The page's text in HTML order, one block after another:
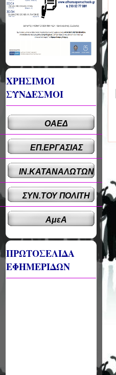
ΧΡΗΣΙΜΟΙ
ΣΥΝΔΕΣΜΟΙ
ΟΑΕΔ
ΕΠ.ΕΡΓΑΣΙΑΣ
ΙΝ.ΚΑΤΑΝΑΛΩΤΩΝ
ΣΥΝ.ΤΟΥ ΠΟΛΙΤΗ
ΑμεΑ
ΠΡΩΤΟΣΕΛΙΔΑ
ΕΦΗΜΕΡΙΔΩΝ